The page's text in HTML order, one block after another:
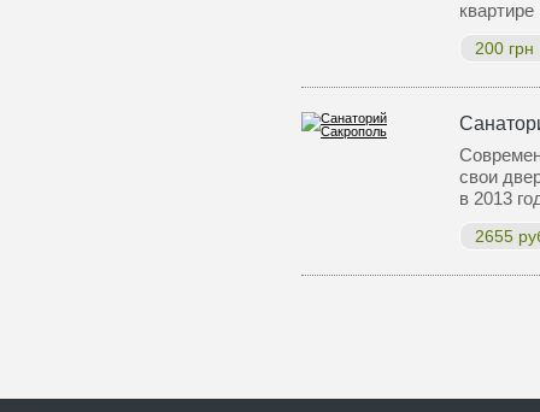
200 грн
свои
в 2013
2655